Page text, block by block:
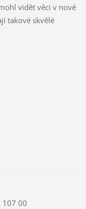
vidět věci v nové
takové skvělé
107 00